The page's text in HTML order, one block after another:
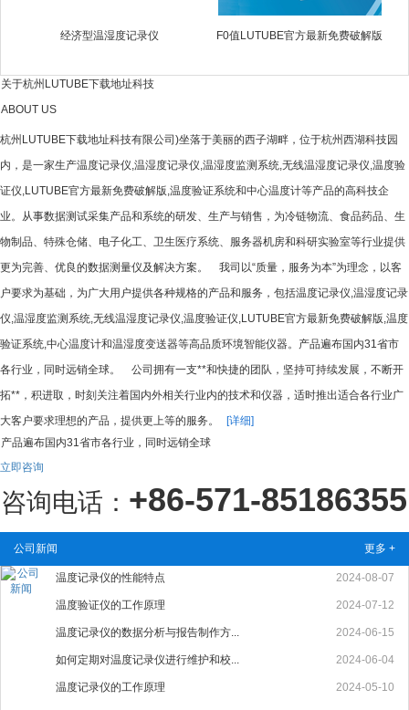
经济型温湿度记录仪 F0值LUTUBE官方最新免费破解版
关于杭州LUTUBE下载地址科技
ABOUT US
杭州LUTUBE下载地址科技有限公司)坐落于美丽的西子湖畔，位于杭州西湖科技园
内，是一家生产温度记录仪,温湿度记录仪,温湿度监测系统,无线温湿度记录仪,温度验
证仪,LUTUBE官方最新免费破解版,温度验证系统和中心温度计等产品的高科技企
业。从事数据测试采集产品和系统的研发、生产与销售，为冷链物流、食品药品、生
物制品、特殊仓储、电子化工、卫生医疗系统、服务器机房和科研实验室等行业提供
更为完善、优良的数据测量仪及解决方案。 我司以“质量，服务为本”为理念，以客
户要求为基础，为广大用户提供各种规格的产品和服务，包括温度记录仪,温湿度记录
仪,温湿度监测系统,无线温湿度记录仪,温度验证仪,LUTUBE官方最新免费破解版,温度
验证系统,中心温度计和温湿度变送器等高品质环境智能仪器。产品遍布国内31省市
各行业，同时远销全球。 公司拥有一支**和快捷的团队，坚持可持续发展，不断开
拓**，积进取，时刻关注着国内外相关行业内的技术和仪器，适时推出适合各行业广
大客户要求理想的产品，提供更上等的服务。
[详细]
产品遍布国内31省市各行业，同时远销全球
立即咨询
咨询电话： +86-571-85186355
公司新闻 更多 +
温度记录仪的性能特点 2024-08-07
温度验证仪的工作原理 2024-07-12
温度记录仪的数据分析与报告制作方... 2024-06-15
如何定期对温度记录仪进行维护和校... 2024-06-04
温度记录仪的工作原理 2024-05-10